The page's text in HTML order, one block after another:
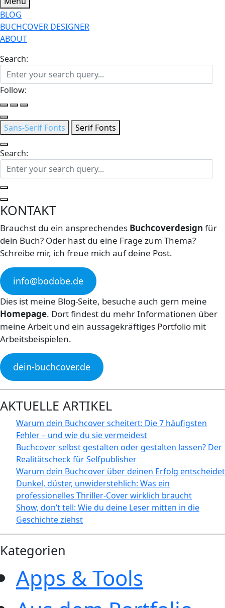
BLOG
BUCHCOVER DESIGNER
ABOUT
Search:
Follow:
Sans-Serif Fonts Serif Fonts
Search:
KONTAKT
Brauchst du ein ansprechendes Buchcoverdesign für
dein Buch? Oder hast du eine Frage zum Thema?
Schreibe mir, ich freue mich auf deine Post.
info@bodobe.de
Dies ist meine Blog-Seite, besuche auch gern meine
Homepage. Dort findest du mehr Informationen über
meine Arbeit und ein aussagekräftiges Portfolio mit
Arbeitsbeispielen.
dein-buchcover.de
AKTUELLE ARTIKEL
Warum dein Buchcover scheitert: Die 7 häufigsten
Fehler – und wie du sie vermeidest
Buchcover selbst gestalten oder gestalten lassen? Der
Realitätscheck für Selfpublisher
Warum dein Buchcover über deinen Erfolg entscheidet
Dunkel, düster, unwiderstehlich: Was ein
professionelles Thriller-Cover wirklich braucht
Show, don’t tell: Wie du deine Leser mitten in die
Geschichte ziehst
Kategorien
Apps & Tools